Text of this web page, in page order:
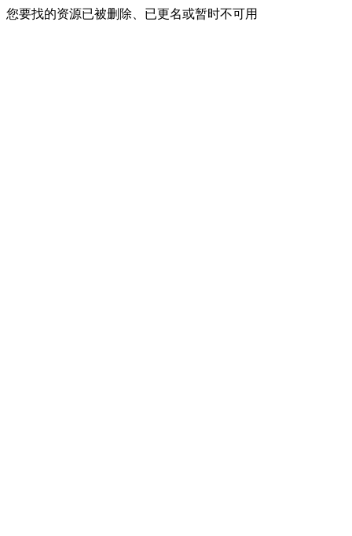
您要找的资源已被删除、已更名或暂时不可用